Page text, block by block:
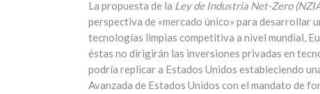
La propuesta de la Ley de Industria Net-Zero
perspectiva de «mercado único» para desarrollar
tecnologías limpias competitiva a nivel mundial,
éstas no dirigirán las inversiones privadas en
podría replicar a Estados Unidos estableciendo
Avanzada de Estados Unidos con el mandato de